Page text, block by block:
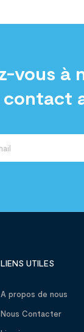
vous à
contact
LIENS UTILES
A propos de nous
Nous Contacter